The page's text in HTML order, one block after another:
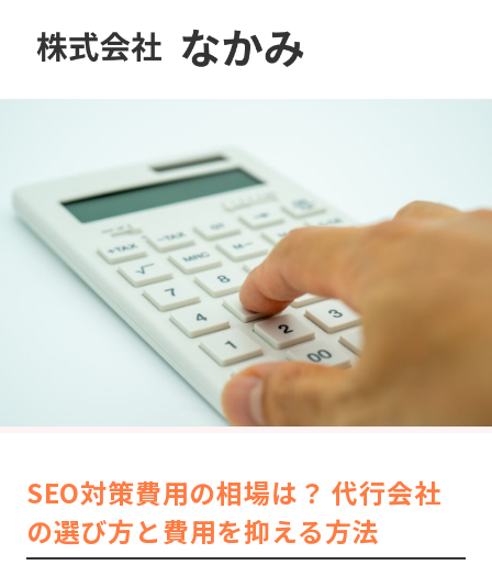
SEO対策費用の相場は？ 代行会社
の選び方と費用を抑える方法